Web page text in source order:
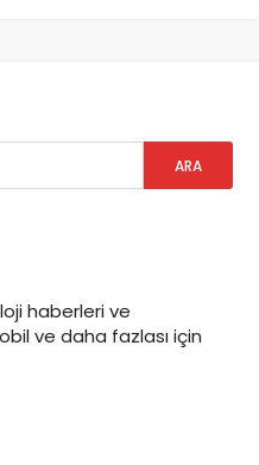
haberleri ve
ve daha fazlası için